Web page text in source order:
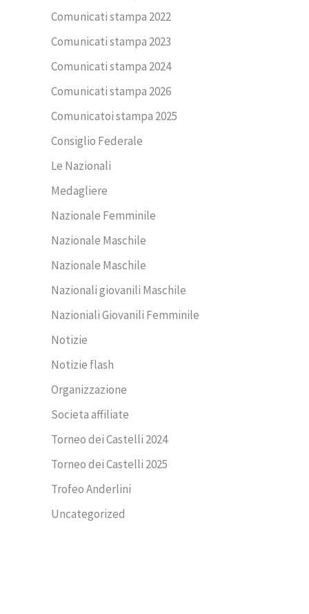
Comunicati stampa 2022
Comunicati stampa 2023
Comunicati stampa 2024
Comunicati stampa 2026
Comunicatoi stampa 2025
Consiglio Federale
Le Nazionali
Medagliere
Nazionale Femminile
Nazionale Maschile
Nazionale Maschile
Nazionali giovanili Maschile
Nazioniali Giovanili Femminile
Notizie
Notizie flash
Organizzazione
Societa affiliate
Torneo dei Castelli 2024
Torneo dei Castelli 2025
Trofeo Anderlini
Uncategorized